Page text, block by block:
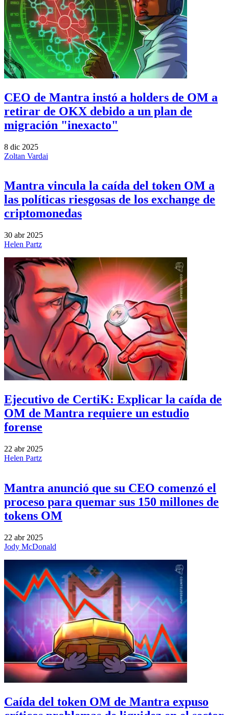
CEO de Mantra instó a holders de OM a
retirar de OKX debido a un plan de
migración "inexacto"
8 dic 2025
Zoltan Vardai
Mantra vincula la caída del token OM a
las políticas riesgosas de los exchange de
criptomonedas
30 abr 2025
Helen Partz
Ejecutivo de CertiK: Explicar la caída de
OM de Mantra requiere un estudio
forense
22 abr 2025
Helen Partz
Mantra anunció que su CEO comenzó el
proceso para quemar sus 150 millones de
tokens OM
22 abr 2025
Jody McDonald
Caída del token OM de Mantra expuso